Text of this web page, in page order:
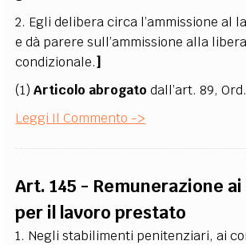
2. Egli delibera circa l’ammissione al
e dà parere sull’ammissione alla
condizionale.]
(1)Articolo abrogato dall’art. 89,
Leggi Il Commento ->
Art. 145 - Remunerazione
per il lavoro prestato
1. Negli stabilimenti penitenziari, ai